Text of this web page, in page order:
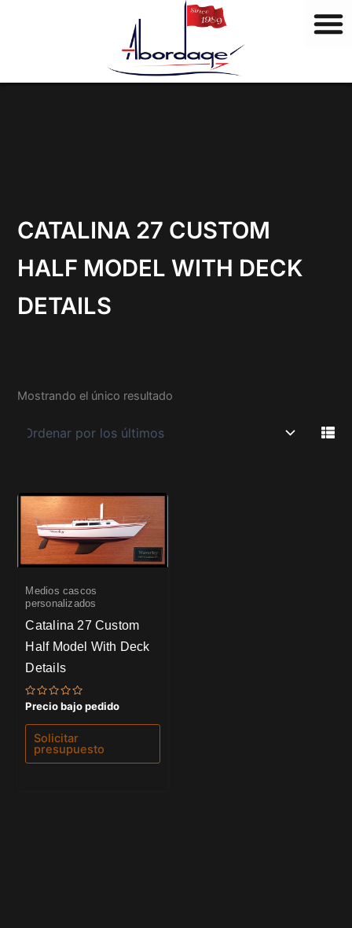
s
CATALINA 27 CUSTOM
HALF MODEL WITH DECK
DETAILS
Mostrando el único resultado
Medios cascos
personalizados
Catalina 27 Custom
Half Model With Deck
Details
Valorado
0
de
Precio bajo pedido
Solicitar
presupuesto